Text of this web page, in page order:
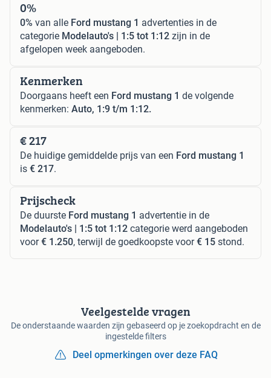
0%
0% van alle Ford mustang 1 advertenties in de
categorie Modelauto's | 1:5 tot 1:12 zijn in de
afgelopen week aangeboden.
Kenmerken
Doorgaans heeft een Ford mustang 1 de volgende
kenmerken: Auto, 1:9 t/m 1:12.
€ 217
De huidige gemiddelde prijs van een Ford mustang 1
is € 217.
Prijscheck
De duurste Ford mustang 1 advertentie in de
Modelauto's | 1:5 tot 1:12 categorie werd aangeboden
voor€ 1.250, terwijl de goedkoopste voor€ 15 stond.
Veelgestelde vragen
De onderstaande waarden zijn gebaseerd op je zoekopdracht en de
ingestelde filters
Deel opmerkingen over deze FAQ